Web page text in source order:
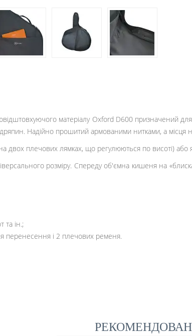
матеріалу Oxford D600 призначений
Надійно прошитий армованими нитками, а місця
двох плечових лямках, що регулюються по висоті) або
розміру. Спереду об'ємна кишеня на
ін.;
перенесення і 2 плечових ременя.